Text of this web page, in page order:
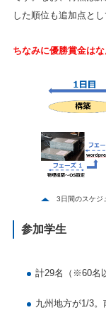
した順位も追加点とし
ちなみに優勝賞金はな
3日間のスケジ
参加学生
計29名（※60名
九州地方が1/3